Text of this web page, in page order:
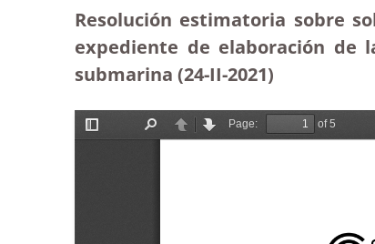
Resolución estimatoria sobre
expediente de elaboración de
submarina (24-II-2021)